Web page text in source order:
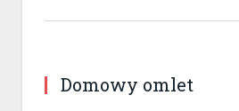
Domowy omlet